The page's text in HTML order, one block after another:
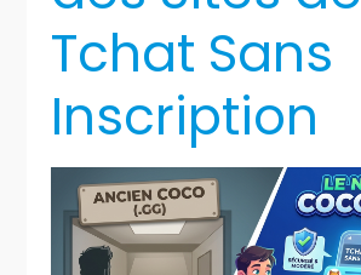
Tchat Sans
Inscription